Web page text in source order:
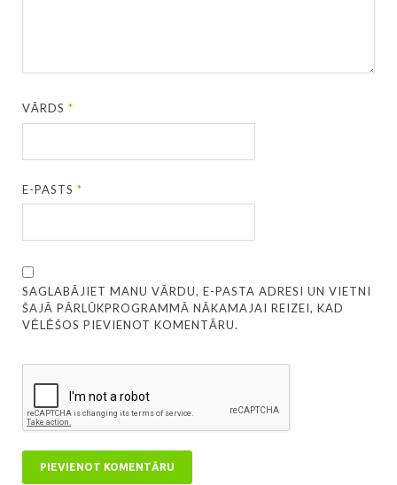
VĀRDS*
E-PASTS*
SAGLABĀJIET MANU VĀRDU, E-PASTA ADRESI UN VIETNI
ŠAJĀ PĀRLŪKPROGRAMMĀ NĀKAMAJAI REIZEI, KAD
VĒLĒŠOS PIEVIENOT KOMENTĀRU.